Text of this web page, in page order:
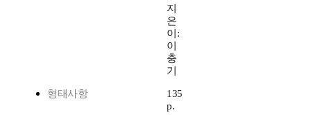
지
은
이:
이
충
기
형태사항
135
p.